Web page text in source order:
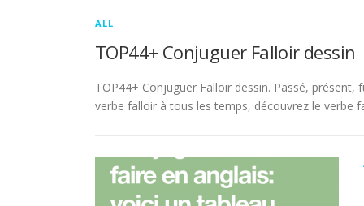
ALL
TOP44+ Conjuguer Falloir dessin
TOP44+ Conjuguer Falloir dessin. Passé,
verbe falloir à tous les temps, découvrez le verbe